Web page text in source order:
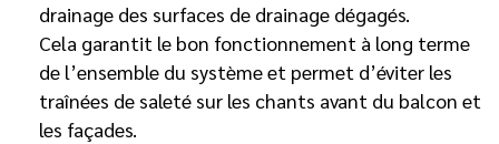
drainage des surfaces de drainage dégagés.
Cela garantit le bon fonctionnement à long terme
de l’ensemble du système et permet d’éviter les
traînées de saleté sur les chants avant du balcon et
les façades.